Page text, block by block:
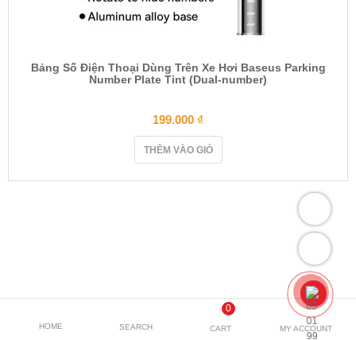
Bảng Số Điện Thoại Dùng Trên Xe Hơi Baseus Parking
Number Plate Tint (Dual-number)
199.000 ₫
THÊM VÀO GIỎ
HOME SEARCH
0
CART MY ACCOUNT